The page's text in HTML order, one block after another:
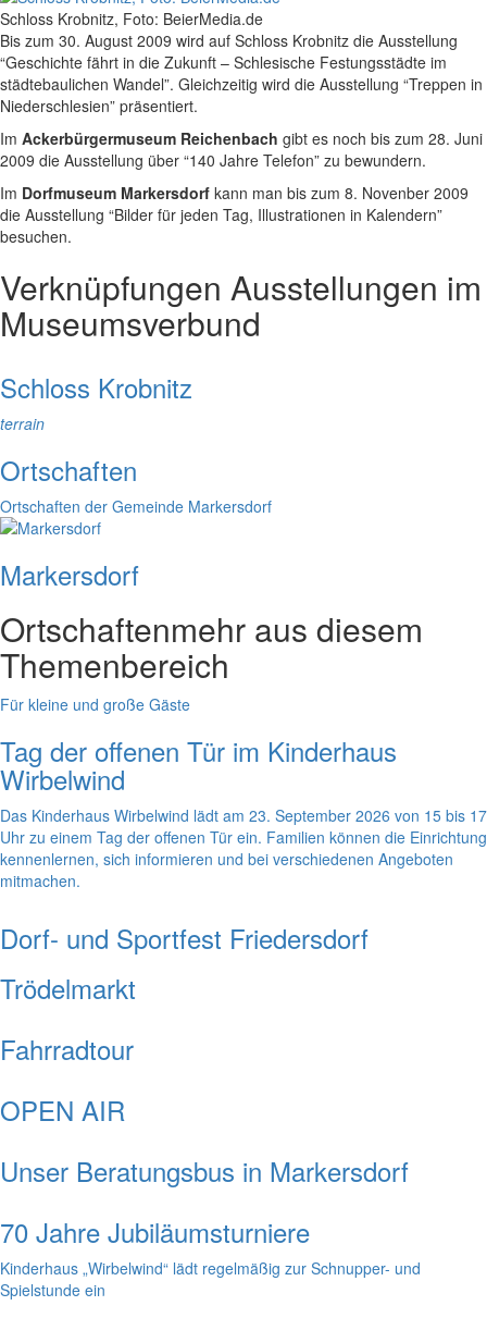
Schloss Krobnitz, Foto: BeierMedia.de
Bis zum 30. August 2009 wird auf Schloss Krobnitz die Ausstellung
“Geschichte fährt in die Zukunft – Schlesische Festungsstädte im
städtebaulichen Wandel”. Gleichzeitig wird die Ausstellung “Treppen in
Niederschlesien” präsentiert.
Im Ackerbürgermuseum Reichenbach gibt es noch bis zum 28. Juni
2009 die Ausstellung über “140 Jahre Telefon” zu bewundern.
Im Dorfmuseum Markersdorf kann man bis zum 8. Novenber 2009
die Ausstellung “Bilder für jeden Tag, Illustrationen in Kalendern”
besuchen.
Verknüpfungen Ausstellungen im
Museumsverbund
Schloss Krobnitz
terrain
Ortschaften
Ortschaften der Gemeinde Markersdorf
Markersdorf
Ortschaftenmehr aus diesem
Themenbereich
Für kleine und große Gäste
Tag der offenen Tür im Kinderhaus
Wirbelwind
Das Kinderhaus Wirbelwind lädt am 23. September 2026 von 15 bis 17
Uhr zu einem Tag der offenen Tür ein. Familien können die Einrichtung
kennenlernen, sich informieren und bei verschiedenen Angeboten
mitmachen.
Dorf- und Sportfest Friedersdorf
Trödelmarkt
Fahrradtour
OPEN AIR
Unser Beratungsbus in Markersdorf
70 Jahre Jubiläumsturniere
Kinderhaus „Wirbelwind“ lädt regelmäßig zur Schnupper- und
Spielstunde ein